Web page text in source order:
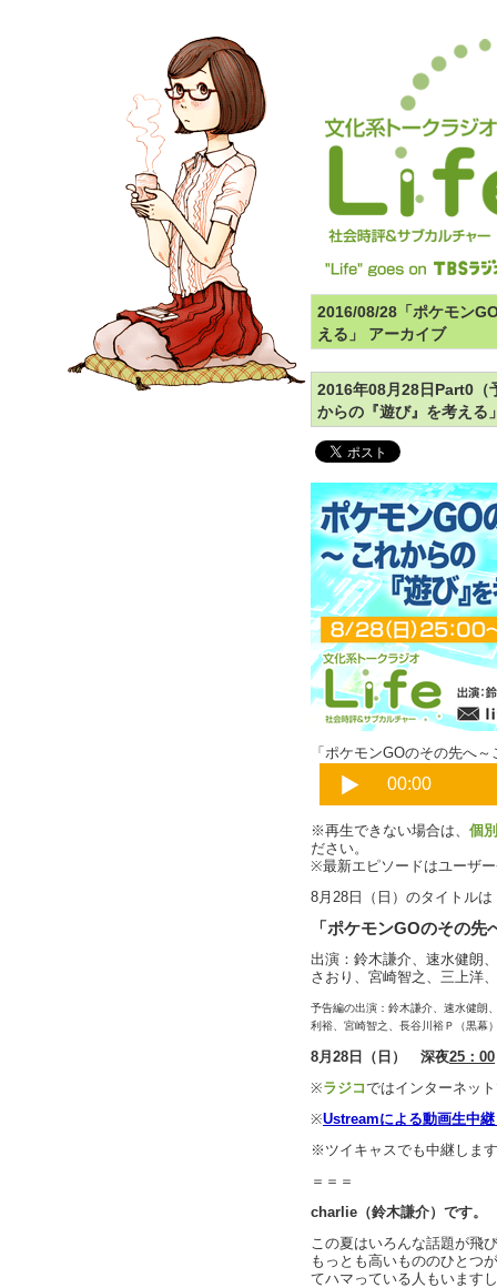
2016/08/28「ポケモン
える」 アーカイブ
2016年08月28日Part0（
からの『遊び』を考える
「ポケモンGOのその先へ
※再生できない場合は、 個
ださい。
※最新エピソードはユーザ
8月28日（日）のタイトルは
「ポケモンGOのその
出演：鈴木謙介、速水健朗
さおり、宮崎智之、三上洋
予告編の出演：鈴木謙介、速水健朗
利裕、宮崎智之、長谷川裕Ｐ（黒幕
8月28日（日） 深夜25：00
※ラジコではインターネッ
※Ustreamによる動画生中
※ツイキャスでも中継しま
＝＝＝
charlie（鈴木謙介）です。
この夏はいろんな話題が飛
もっとも高いもののひとつ
てハマっている人もいます